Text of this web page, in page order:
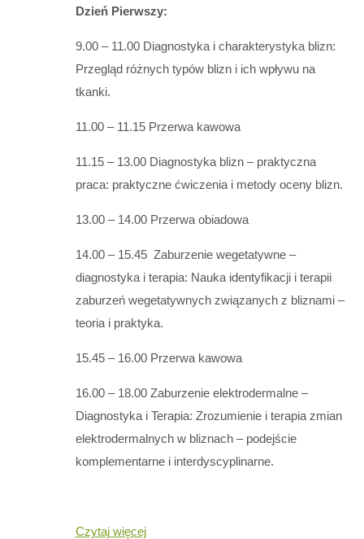
Dzień Pierwszy:
9.00 – 11.00 Diagnostyka i charakterystyka blizn:
Przegląd różnych typów blizn i ich wpływu na
tkanki.
11.00 – 11.15 Przerwa kawowa
11.15 – 13.00 Diagnostyka blizn – praktyczna
praca: praktyczne ćwiczenia i metody oceny blizn.
13.00 – 14.00 Przerwa obiadowa
14.00 – 15.45 Zaburzenie wegetatywne –
diagnostyka i terapia: Nauka identyfikacji i terapii
zaburzeń wegetatywnych związanych z bliznami –
teoria i praktyka.
15.45 – 16.00 Przerwa kawowa
16.00 – 18.00 Zaburzenie elektrodermalne –
Diagnostyka i Terapia: Zrozumienie i terapia zmian
elektrodermalnych w bliznach – podejście
komplementarne i interdyscyplinarne.
Czytaj więcej